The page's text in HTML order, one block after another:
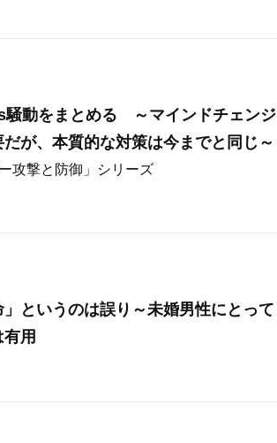
動をまとめる ～マインドチェンジ
が、本質的な対策は今までと同じ～
攻撃と防御」シリーズ
」というのは誤り～未婚男性にとって
用